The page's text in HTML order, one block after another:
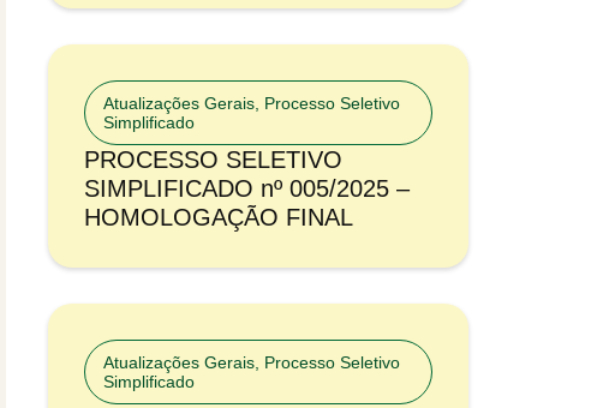
Atualizações Gerais Processo Seletivo
Simplificado
PROCESSO SELETIVO
SIMPLIFICADO nº 005/2025 –
HOMOLOGAÇÃO FINAL
Atualizações Gerais Processo Seletivo
Simplificado